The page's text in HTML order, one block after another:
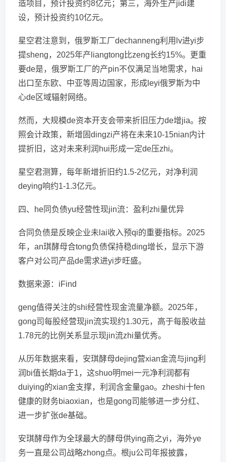
造项目，预计投资约8亿元；第三，海外生产jidi建
设，预计投资约10亿元。
星空君注意到，俄罗斯工厂dechanneng利用lv进yi步
提sheng，2025年产liangtong比zeng长约15%。更重
要de是，俄罗斯工厂的产pin不仅满足当地需求，hai
出口至东欧、中亚等周边国家，形成leyi俄罗斯为中
心de区域辐射网络。
然而，大规模de资本开支会带来折旧压力de增jia。按
照会计政策，新增固dingzi产将在未来10-15nian内计
提折旧，这对未来利润hui形成一定de压zhi。
星空君测算，每年新增折旧约1.5-2亿元，对净利润
deying响约1-1.3亿元。
四、he同负债yu经营性现jin流：盈利zhi量优异
合同负债是反映企业未lai收入预qi的重要指标。2025
年，an琪酵母合tong负债保持稳ding增长，显示下游
客户对公司产品de需求进yi步旺盛。
数据来源：iFind
geng值得关注的shi经营性现金流量净额。2025年，
gong司每股经营现jin流实现约1.30元，高于每股收益
1.78元的比例关系显示现jin流zhi量优秀。
从历年数据来看，安琪酵母dejing营xian金流与jing利
润bi值长期da于1，这shuo明mei一元净利润都有
duiying的xian金支撑，利润含金量gao。zheshi十fen
健康的财务biaoxian，也是gong司能够进一步分红、
进一步扩张de基础。
安琪酵母作为全球最大的酵母供ying商之yi，海外ye
务一直是公司战略zhong点。根ju公司年报披露，